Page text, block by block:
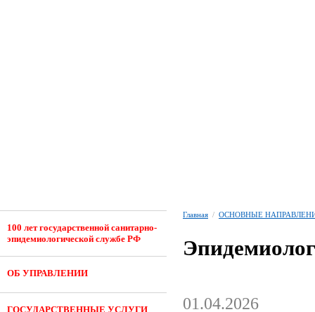
100 лет государственной санитарно-
эпидемиологической службе РФ
ОБ УПРАВЛЕНИИ
ГОСУДАРСТВЕННЫЕ УСЛУГИ
Главная / ОСНОВНЫЕ
01.04.2026